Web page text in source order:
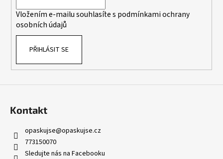
Vložením e-mailu souhlasíte s podmínkami ochrany
osobních údajů
PŘIHLÁSIT SE
Kontakt
opaskujse@opaskujse.cz
773150070
Sledujte nás na Facebooku